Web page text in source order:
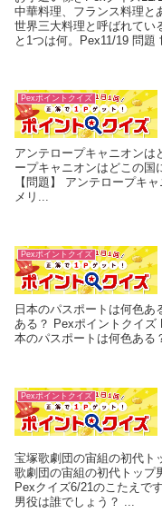
中華料理、フランス料理と
世界三大料理と呼ばれてい
と1つは何。Pex11/19 問題
Pexポイントクイズ
アンテロープキャニオンは
ープキャニオンはどこの国
【問題】 アンテロープキ
メリ...
Pexポイントクイズ
日本のパスポートは何色
ある？ Pexポイントクイズ
本のパスポートは何色あ
Pexポイントクイズ
宝塚歌劇団の宙組の初代ト
歌劇団の宙組の初代トップ
Pexクイズ6/21のこたえで
男役は誰でしょう？ ...